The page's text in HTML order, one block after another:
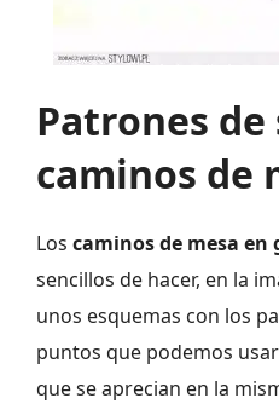
Patrones
caminos de
Los caminos de mesa en
sencillos de hacer, en la
unos esquemas con los
puntos que podemos
que se aprecian en la